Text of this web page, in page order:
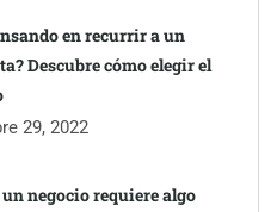
en recurrir a un
Descubre cómo elegir el
29, 2022
negocio requiere algo